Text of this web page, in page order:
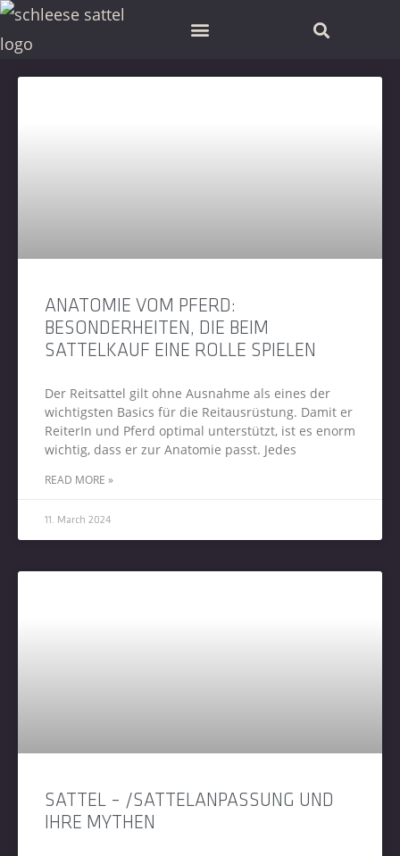
ANATOMIE VOM PFERD:
BESONDERHEITEN, DIE BEIM
SATTELKAUF EINE ROLLE SPIELEN
Der Reitsattel gilt ohne Ausnahme als eines der
wichtigsten Basics für die Reitausrüstung. Damit er
ReiterIn und Pferd optimal unterstützt, ist es enorm
wichtig, dass er zur Anatomie passt. Jedes
READ MORE »
11. March 2024
SATTEL – /SATTELANPASSUNG UND
IHRE MYTHEN